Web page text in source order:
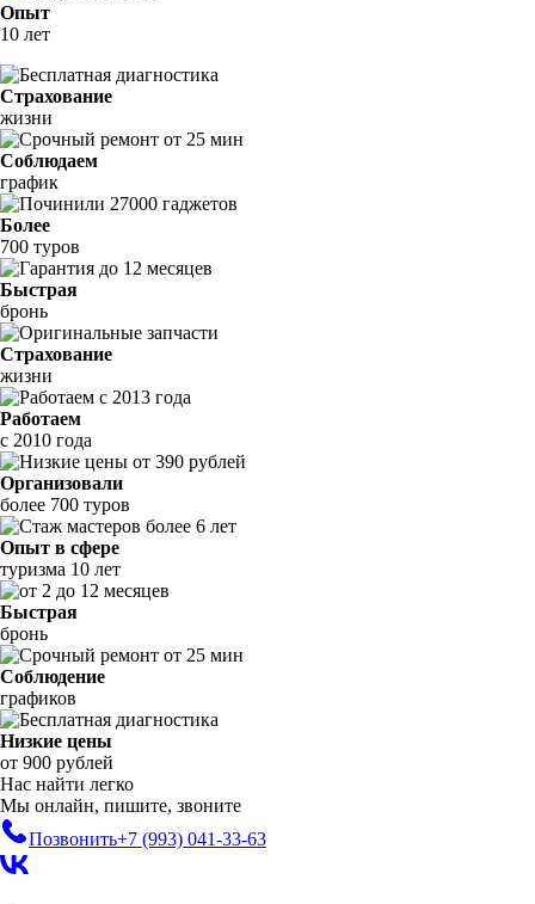
Опыт
10 лет
Страхование
жизни
Соблюдаем
график
Более
700 туров
Быстрая
бронь
Страхование
жизни
Работаем
с 2010 года
Организовали
более 700 туров
Опыт в сфере
туризма 10 лет
Быстрая
бронь
Соблюдение
графиков
Низкие цены
от 900 рублей
Нас найти легко
Мы онлайн, пишите, звоните
Позвонить+7 (993) 041-33-63